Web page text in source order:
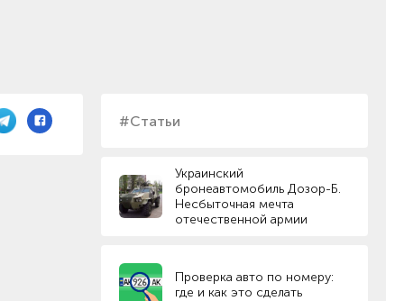
#Статьи
Украинский
бронеавтомобиль Дозор-Б.
Несбыточная мечта
отечественной армии
Проверка авто по номеру:
где и как это сделать